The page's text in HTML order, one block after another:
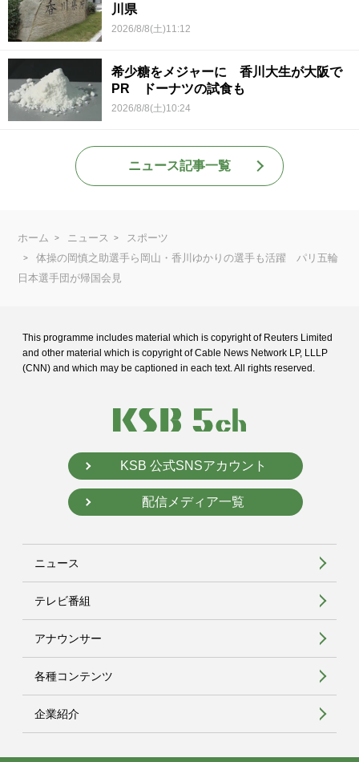
川県
2026/8/8(土)11:12
希少糖をメジャーに 香川大生が大阪で
PR ドーナツの試食も
2026/8/8(土)10:24
ニュース記事一覧
ホーム ニュース
スポーツ
体操の岡慎之助選手ら岡山・香川ゆかりの選手も活躍 パリ五輪
日本選手団が帰国会見
This programme includes material which is copyright of Reuters Limited
and other material which is copyright of Cable News Network LP, LLLP
(CNN) and which may be captioned in each text. All rights reserved.
KSB 公式SNSアカウント
配信メディア一覧
ニュース
テレビ番組
アナウンサー
各種コンテンツ
企業紹介